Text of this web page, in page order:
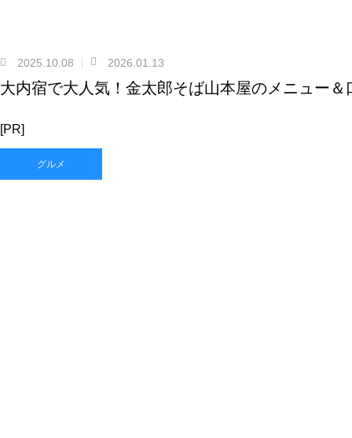
2025.10.08 2026.01.13
大内宿で大人気！金太郎そば山本屋のメニュー＆
[PR]
グルメ